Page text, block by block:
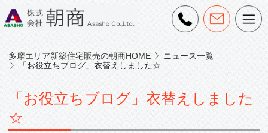
多摩エリア新築住宅販売の朝商HOME
ニュース一覧
「お役立ちブログ」衣替えしました☆
「お役立ちブログ」衣替えしました
☆